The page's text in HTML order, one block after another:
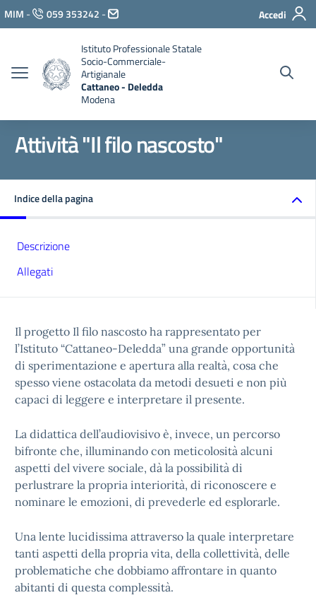
Vai ai contenuti
Vai al menu di navigazione
Vai al footer
MIM - 059 353242 - Accedi
Istituto Professionale Statale
Socio-Commerciale-
Artigianale
Cattaneo - Deledda
Modena
Attività "Il filo nascosto"
Indice della pagina
Descrizione
Allegati
Il progetto Il filo nascosto ha rappresentato per
l’Istituto “Cattaneo-Deledda” una grande opportunità
di sperimentazione e apertura alla realtà, cosa che
spesso viene ostacolata da metodi desueti e non più
capaci di leggere e interpretare il presente.
La didattica dell’audiovisivo è, invece, un percorso
bifronte che, illuminando con meticolosità alcuni
aspetti del vivere sociale, dà la possibilità di
perlustrare la propria interiorità, di riconoscere e
nominare le emozioni, di prevederle ed esplorarle.
Una lente lucidissima attraverso la quale interpretare
tanti aspetti della propria vita, della collettività, delle
problematiche che dobbiamo affrontare in quanto
abitanti di questa complessità.